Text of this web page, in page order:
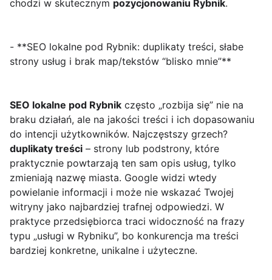
chodzi w skutecznym pozycjonowaniu Rybnik.
- **SEO lokalne pod Rybnik: duplikaty treści, słabe
strony usług i brak map/tekstów “blisko mnie”**
SEO lokalne pod Rybnik często „rozbija się” nie na
braku działań, ale na jakości treści i ich dopasowaniu
do intencji użytkowników. Najczęstszy grzech?
duplikaty treści – strony lub podstrony, które
praktycznie powtarzają ten sam opis usług, tylko
zmieniają nazwę miasta. Google widzi wtedy
powielanie informacji i może nie wskazać Twojej
witryny jako najbardziej trafnej odpowiedzi. W
praktyce przedsiębiorca traci widoczność na frazy
typu „usługi w Rybniku”, bo konkurencja ma treści
bardziej konkretne, unikalne i użyteczne.